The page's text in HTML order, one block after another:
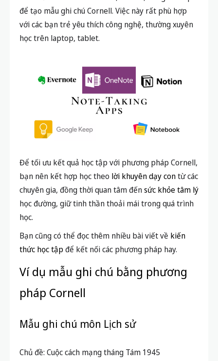
để tạo mẫu ghi chú Cornell. Việc này rất phù hợp
với các bạn trẻ yêu thích công nghệ, thường xuyên
học trên laptop, tablet.
Để tối ưu kết quả học tập với phương pháp Cornell,
bạn nên kết hợp học theo lời khuyên dạy contừ các
chuyên gia, đồng thời quan tâm đếnsức khỏe tâm lý
học đường, giữ tinh thần thoải mái trong quá trình
học.
Bạn cũng có thể đọc thêm nhiều bài viết về kiến
thức học tậpđể kết nối các phương pháp hay.
Ví dụ mẫu ghi chú bằng phương
pháp Cornell
Mẫu ghi chú môn Lịch sử
Chủ đề: Cuộc cách mạng tháng Tám 1945